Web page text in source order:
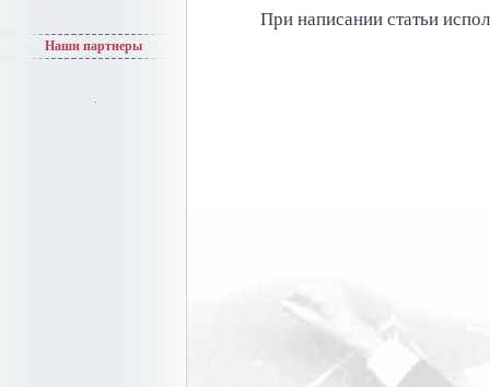
Наши партнеры
При написании статьи